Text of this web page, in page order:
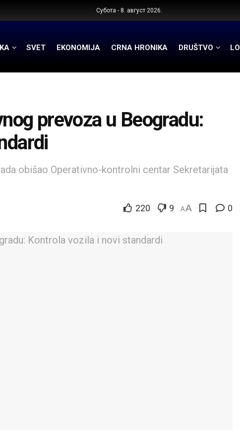
Субота - 8. август 2026.
SVET EKONOMIJA CRNA HRONIKA DRUŠTVO
prevoza u Beogradu:
obišao Operativno-kontrolni centar Sekretarijata
220 9 AA 0